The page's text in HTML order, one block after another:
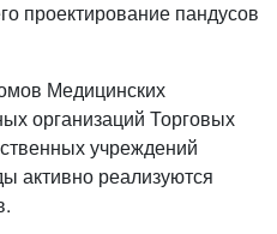
проектирование пандусов
Медицинских
организаций Торговых
учреждений
активно реализуются